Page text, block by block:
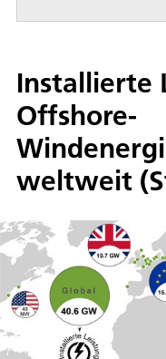
Installierte
Offshore-
weltweit